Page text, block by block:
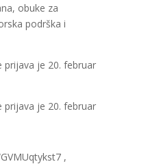
obuke za
podrška i
je 20. februar
je 20. februar
,